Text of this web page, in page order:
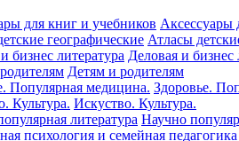
Аксессуары
Атласы
Деловая и бизнес
Детям и родителям
Здоровье.
Искуство. Культура.
Научно